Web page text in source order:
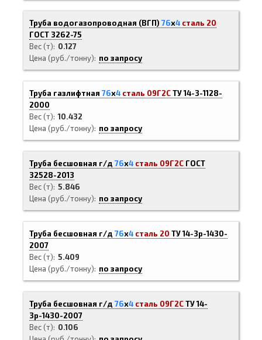
Труба водогазопроводная (ВГП) 76х4 сталь 20
ГОСТ 3262-75
Вес (т)
0.127
Цена (руб./тонну)
по запросу
Труба газлифтная 76х4 сталь 09Г2СТУ 14-3-1128-
2000
Вес (т) 10.432
Цена (руб./тонну)
по запросу
Труба бесшовная г/д 76х4 сталь 09Г2С ГОСТ
32528-2013
Вес (т) 5.846
Цена (руб./тонну)
по запросу
Труба бесшовная г/д 76х4 сталь 20 ТУ 14-3р-1430-
2007
Вес (т) 5.409
Цена (руб./тонну)
по запросу
Труба бесшовная г/д 76х4 сталь 09Г2СТУ 14-
3р-1430-2007
Вес (т)
0.106